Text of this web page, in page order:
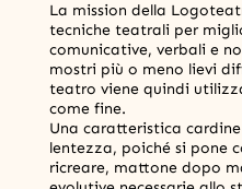
La mission della
tecniche teatrali per
comunicative, verbali e
mostri più o meno lievi
teatro viene quindi
come fine.
Una caratteristica
lentezza, poiché si pone
ricreare, mattone dopo